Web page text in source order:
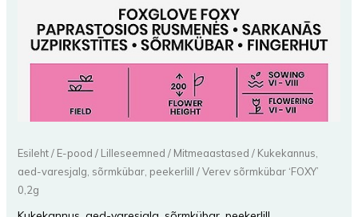
Esileht/ E-pood / Lilleseemned / Mitmeaastased / Kukekannus,
aed-varesjalg, sõrmkübar, peekerlill / Verev sõrmkübar ‘FOXY’
0,2g